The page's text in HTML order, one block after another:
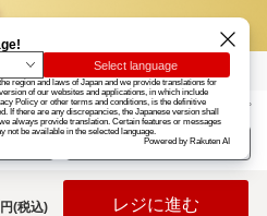
楽天グループ カード
お知らせ ヘルプ
ログイン
円(税込) レジに進む